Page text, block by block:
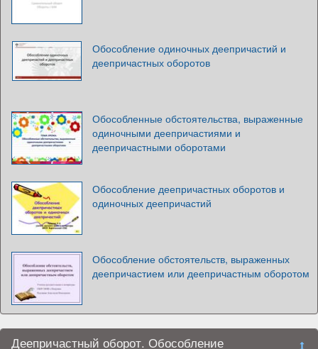
Обособление одиночных деепричастий и
деепричастных оборотов
Обособленные обстоятельства, выраженные
одиночными деепричастиями и
деепричастными оборотами
Обособление деепричастных оборотов и
одиночных деепричастий
Обособление обстоятельств, выраженных
деепричастием или деепричастным оборотом
Деепричастный оборот. Обособление